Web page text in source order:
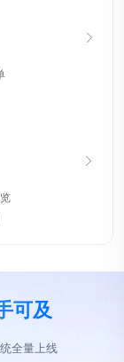
可及
全量上线